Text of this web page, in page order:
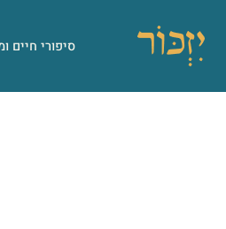
סיפורי חיים